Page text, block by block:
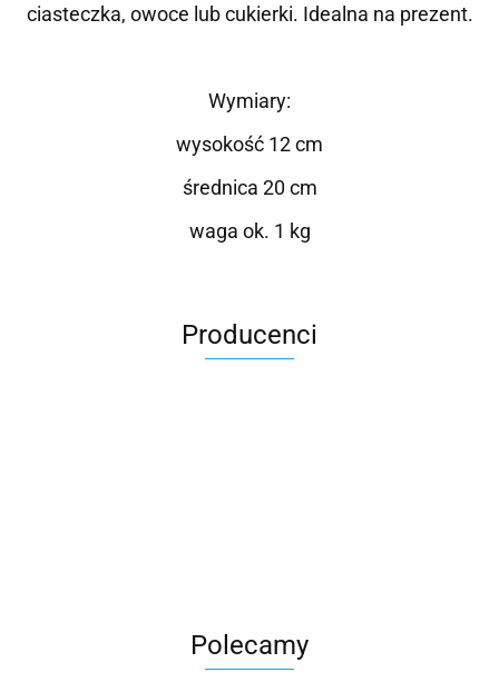
ciasteczka, owoce lub cukierki. Idealna na prezent.
Wymiary:
wysokość 12 cm
średnica 20 cm
waga ok. 1 kg
Producenci
Polecamy